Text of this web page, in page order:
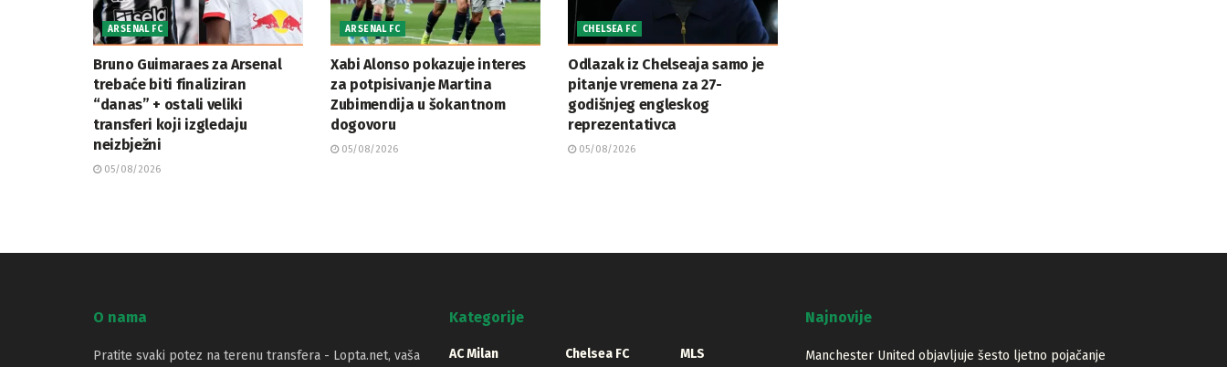
ARSENAL FC
Bruno Guimaraes za Arsenal
trebaće biti finaliziran
“danas” + ostali veliki
transferi koji izgledaju
neizbježni
05/08/2026
ARSENAL FC
Xabi Alonso pokazuje interes
za potpisivanje Martina
Zubimendija u šokantnom
dogovoru
05/08/2026
CHELSEA FC
Odlazak iz Chelseaja samo je
pitanje vremena za 27-
godišnjeg engleskog
reprezentativca
05/08/2026
O nama
Pratite svaki potez na terenu transfera - Lopta.net, vaša
Kategorije
AC Milan
Chelsea FC
MLS
Najnovije
Manchester United objavljuje šesto ljetno pojačanje